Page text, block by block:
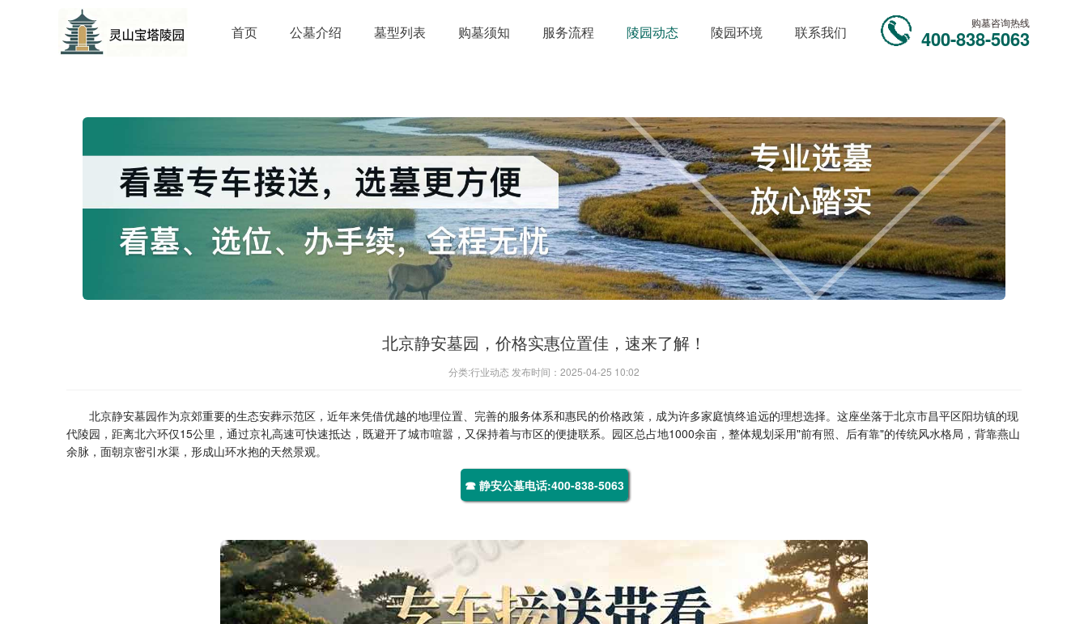
首页 公墓介绍 墓型列表 购墓须知 服务流程 陵园动态 陵园环境 联系我们
购墓咨询热线
400-838-5063
北京静安墓园，价格实惠位置佳，速来了解！
分类:行业动态 发布时间：2025-04-25 10:02
北京静安墓园作为京郊重要的生态安葬示范区，近年来凭借优越的地理位置、完善的服务体系和惠民的价格政策，成为许多家庭慎终追远的理想选择。这座坐落于北京市昌平区阳坊镇的现
代陵园，距离北六环仅15公里，通过京礼高速可快速抵达，既避开了城市喧嚣，又保持着与市区的便捷联系。园区总占地1000余亩，整体规划采用"前有照、后有靠"的传统风水格局，背靠燕山
余脉，面朝京密引水渠，形成山环水抱的天然景观。
☎ 静安公墓电话:400-838-5063